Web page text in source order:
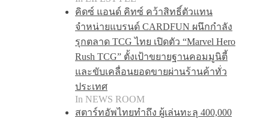
คิดซ์ แอนด์ คิทซ์ คว้าสิทธิ์ตัวแทน
จำหน่ายแบรนด์ CARDFUN ผนึกกำลัง
รุกตลาด TCG ไทย เปิดตัว “Marvel Hero
Rush TCG” ตั้งเป้าขยายฐานคอมมูนิตี้
และขับเคลื่อนยอดขายผ่านร้านค้าทั่ว
ประเทศ
In NEWS ROOM
สตาร์ทอัพไทยทำถึง ผู้เล่นทะลุ 400,000